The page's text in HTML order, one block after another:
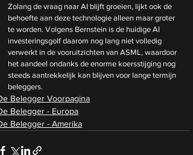
Zolang de vraag naar AI blijft groeien, lijkt ook de
behoefte aan deze technologie alleen maar groter
te worden. Volgens Bernstein is de huidige AI
investeringsgolf daarom nog lang niet volledig
verwerkt in de vooruitzichten van ASML, waardoor
het aandeel ondanks de enorme koersstijging nog
steeds aantrekkelijk kan blijven voor lange termijn
beleggers.
Belegger Voorpagina
Belegger - Europa
Belegger - Amerika